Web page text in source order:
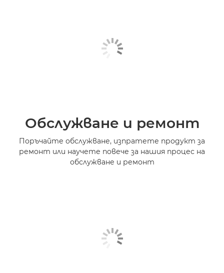
Обслужване и ремонт
Поръчайте обслужване, изпратете продукт за
ремонт или научете повече за нашия процес на
обслужване и ремонт